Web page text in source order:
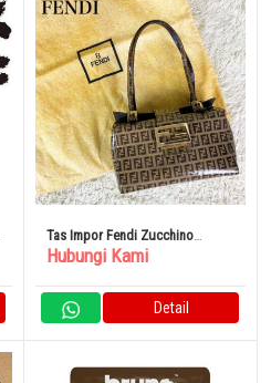
Tas Impor Fendi Zucchino
Mamma Baguette FF Metal
Hubungi Kami
Detail